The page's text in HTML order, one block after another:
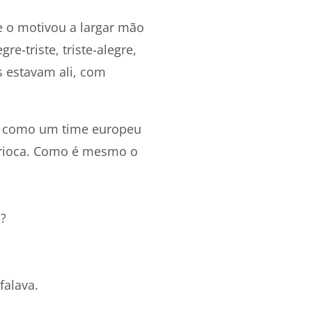
o motivou a largar mão
triste, triste-alegre,
estavam ali, com
um time europeu
Como é mesmo o